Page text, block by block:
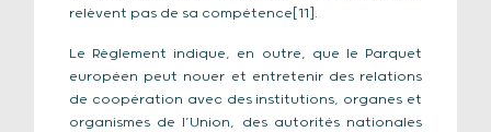
relèvent pas de sa compétence[11].
Le Règlement indique, en outre, que le Parquet
européen peut nouer et entretenir des relations
de coopération avec des institutions, organes et
organismes de l’Union, des autorités nationales